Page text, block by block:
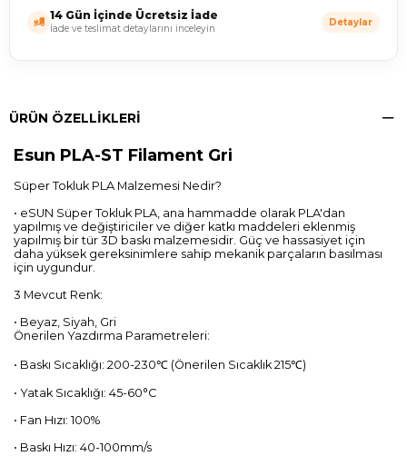
14 Gün İçinde Ücretsiz İade
İade ve teslimat detaylarını inceleyin
Detaylar
ÜRÜN ÖZELLIKLERI
Esun PLA-ST Filament Gri
Süper Tokluk PLA Malzemesi Nedir?
• eSUN Süper Tokluk PLA, ana hammadde olarak PLA'dan
yapılmış ve değiştiriciler ve diğer katkı maddeleri eklenmiş
yapılmış bir tür 3D baskı malzemesidir. Güç ve hassasiyet için
daha yüksek gereksinimlere sahip mekanik parçaların basılması
için uygundur.
3 Mevcut Renk:
• Beyaz, Siyah, Gri
Önerilen Yazdırma Parametreleri:
• Baskı Sıcaklığı: 200-230℃ (Önerilen Sıcaklık 215℃)
• Yatak Sıcaklığı: 45-60°C
• Fan Hızı: 100%
• Baskı Hızı: 40-100mm/s